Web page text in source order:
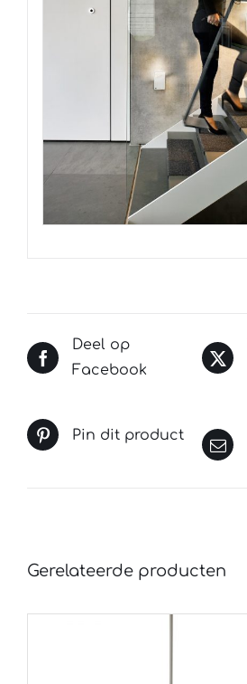
Deel op
Facebook
Pin dit product
Gerelateerde producten